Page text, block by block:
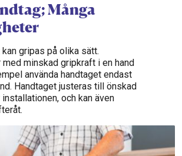
Många
gripas på olika sätt.
med minskad gripkraft i en hand
använda handtaget endast
Handtaget justeras till önskad
och kan även